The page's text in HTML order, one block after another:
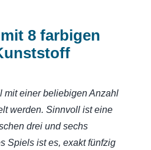
8 farbigen
mit einer beliebigen Anzahl
werden. Sinnvoll ist eine
drei und sechs
Spiels ist es, exakt fünfzig